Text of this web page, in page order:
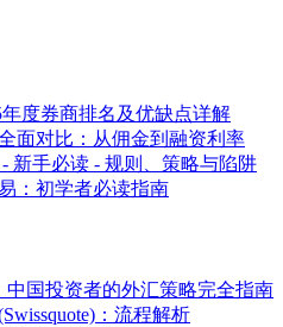
度券商排名及优缺点详解
面对比：从佣金到融资利率
新手必读 - 规则、策略与陷阱
：初学者必读指南
国投资者的外汇策略完全指南
：流程解析